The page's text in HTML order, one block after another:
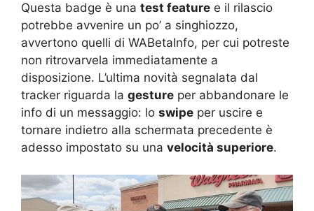
Questa badge è una test feature e il rilascio
potrebbe avvenire un po’ a singhiozzo,
avvertono quelli di WABetaInfo, per cui potreste
non ritrovarvela immediatamente a
disposizione. L’ultima novità segnalata dal
tracker riguarda la gesture per abbandonare le
info di un messaggio: lo swipe per uscire e
tornare indietro alla schermata precedente è
adesso impostato su una velocità superiore.